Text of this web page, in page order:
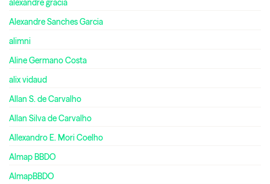
alexandre gracia
Alexandre Sanches Garcia
alimni
Aline Germano Costa
alix vidaud
Allan S. de Carvalho
Allan Silva de Carvalho
Allexandro E. Mori Coelho
Almap BBDO
AlmapBBDO